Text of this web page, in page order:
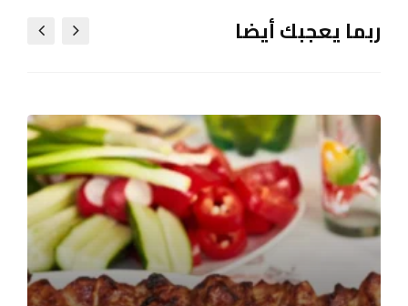
ربما يعجبك أيضا